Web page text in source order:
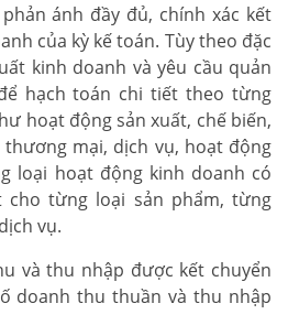
ánh đầy đủ, chính xác kết
của kỳ kế toán. Tùy theo đặc
kinh doanh và yêu cầu quản
hạch toán chi tiết theo từng
hoạt động sản xuất, chế biến,
mại, dịch vụ, hoạt động
loại hoạt động kinh doanh có
từng loại sản phẩm, từng
vụ.
và thu nhập được kết chuyển
doanh thu thuần và thu nhập